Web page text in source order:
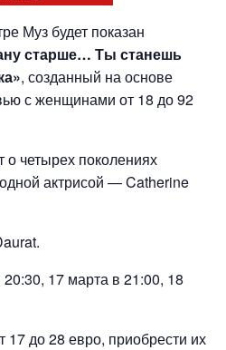
Муз будет показан
старше… Ты станешь
, созданный на основе
с женщинами от 18 до 92
о четырех поколениях
актрисой — Catherine
17 марта в 21:00, 18
до 28 евро, приобрести их